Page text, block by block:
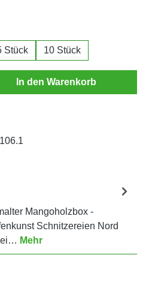
Stück 10 Stück
den gewünschten
In den Warenkorb
Mangoholzbox -
Schnitzereien Nord
ei… Mehr